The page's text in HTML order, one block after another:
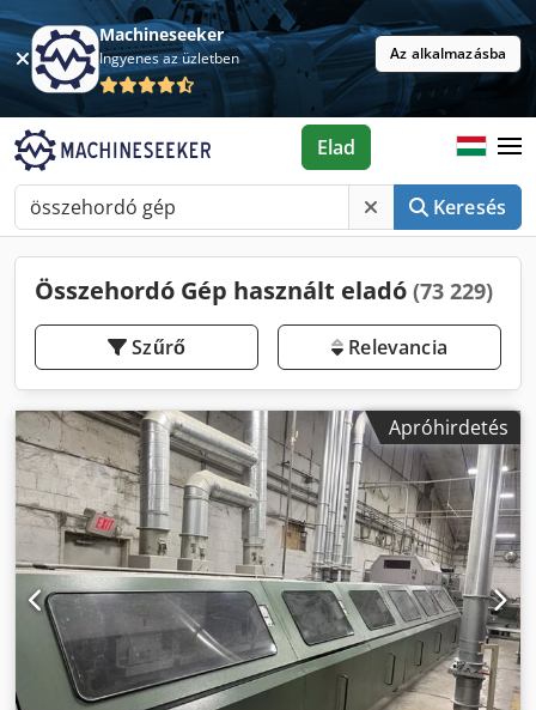
Machineseeker
Ingyenes az üzletben Az alkalmazásba
Keresés
Elad
Összehordó Gép használt eladó (73 229)
Szűrő Relevancia
Apróhirdetés